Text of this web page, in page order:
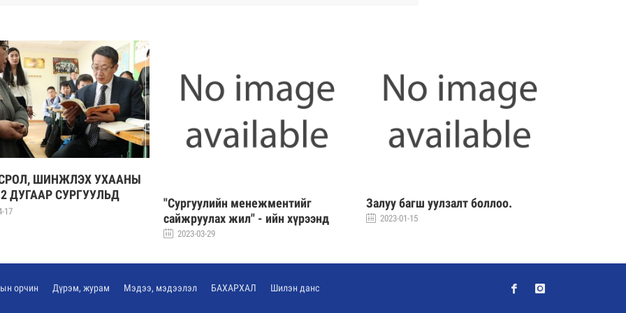
ШИНЖЛЭХ УХААНЫ
ДУГААР СУРГУУЛЬД
17
"Сургуулийн менежментийг
сайжруулах жил" - ийн хүрээнд
2023-03-29
Залуу багш уулзалт боллоо.
2023-01-15
орчин Дүрэм, журам Мэдээ, мэдээлэл БАХАРХАЛ Шилэн данс